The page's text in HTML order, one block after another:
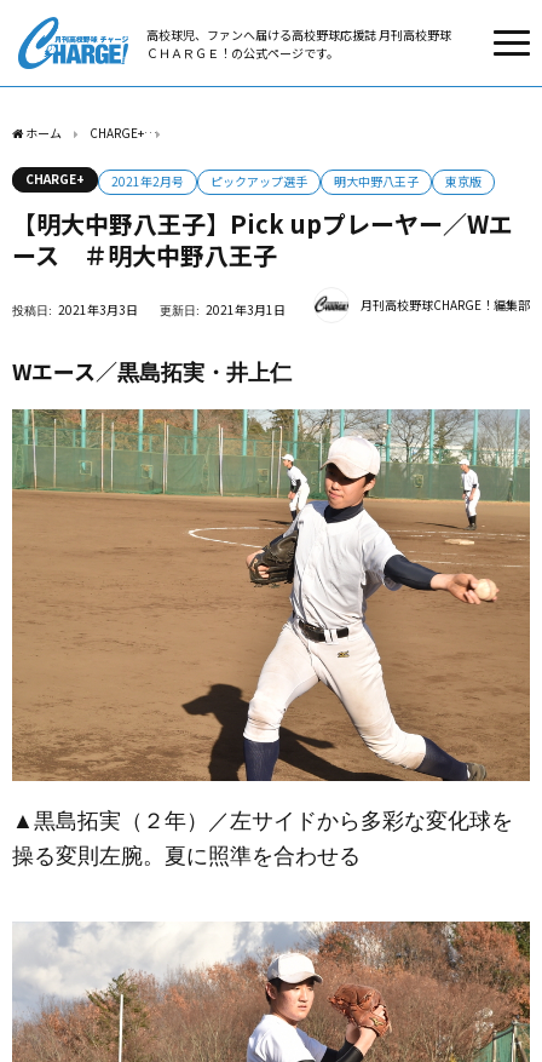
高校球児、ファンへ届ける高校野球応援誌 月刊高校野球
ＣＨＡＲＧＥ！の公式ページです。
ホーム CHARGE+
CHARGE+ 2021年2月号 ピックアップ選手 明大中野八王子 東京版
【明大中野八王子】Pick upプレーヤー／Wエ
ース ＃明大中野八王子
2021年3月3日 2021年3月1日 月刊高校野球CHARGE！編集部
Wエース／黒島拓実・井上仁
▲黒島拓実（２年）／左サイドから多彩な変化球を
操る変則左腕。夏に照準を合わせる